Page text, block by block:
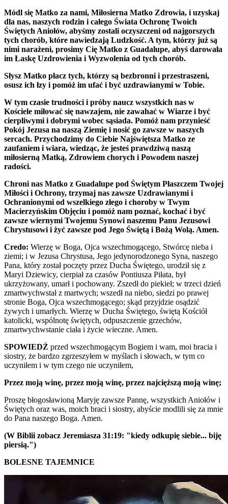
Módl się Matko za nami, Miłosierna Matko Zdrowia, i uzyskaj
dla nas, naszych rodzin i całego Świata Ochronę Twoich
Świętych Aniołów, abyśmy zostali oczyszczeni od najgorszych
tych chorób, które nawiedzają Ludzkość. A tym, którzy już są
nimi narażeni, prosimy Cię Matko z Guadalupe, abyś darowała
im Łaskę Uzdrowienia i Wyzwolenia od tych chorób.
Słysz Matko płacz tych, którzy są bezbronni i przestraszeni,
osusz ich łzy i pomóż im ufać i być uzdrawianymi w Tobie.
W tym czasie trudności i próby naucz wszystkich nas w
Kościele miłować się nawzajem, nie zawahać w Wiarze i być
cierpliwymi i dobrymi wobec sąsiada. Pomóż nam przynieść
Pokój Jezusa na naszą Ziemię i nosić go zawsze w naszych
sercach. Przychodzimy do Ciebie Najświętsza Matko ze
zaufaniem i wiara, wiedząc, że jesteś prawdziwą naszą
miłosierną Matką, Zdrowiem chorych i Powodem naszej
radości.
Chroni nas Matko z Guadalupe pod Świętym Płaszczem Twojej
Miłości i Ochrony, trzymaj nas zawsze Uzdrawianymi i
Ochranionymi od wszelkiego złego i choroby w Twym
Macierzyńskim Objęciu i pomóż nam poznać, kochać i być
zawsze wiernymi Twojemu Synowi naszemu Panu Jezusowi
Chrystusowi i żyć zawsze pod Jego Świętą i Bożą Wolą. Amen.
Credo: Wierzę w Boga, Ojca wszechmogącego, Stwórcę nieba i
ziemi; i w Jezusa Chrystusa, Jego jedynorodzonego Syna, naszego
Pana, który został poczęty przez Ducha Świętego, urodził się z
Maryi Dziewicy, cierpiał za czasów Pontiusza Piłata, był
ukrzyżowany, umarł i pochowany. Zszedł do piekieł; w trzeci dzień
zmartwychwstał z martwych; wszedł na niebo, siedzi po prawej
stronie Boga, Ojca wszechmogącego; skąd przyjdzie osądzić
żywych i umarłych. Wierzę w Ducha Świętego, świętą Kościół
katolicki, wspólnotę świętych, odpuszczenie grzechów,
zmartwychwstanie ciała i życie wieczne. Amen.
SPOWIEDŹ przed wszechmogącym Bogiem i wam, moi bracia i
siostry, że bardzo zgrzeszyłem w myślach i słowach, w tym co
uczyniłem i w tym czego nie uczyniłem,
Przez moją winę, przez moją winę, przez najcięższą moją winę;
Proszę błogosławioną Maryję zawsze Pannę, wszystkich Aniołów i
Świętych oraz was, moich braci i siostry, abyście modlili się za mnie
do Pana naszego Boga. Amen.
(W Biblii zobacz Jeremiasza 31:19: "kiedy odkupię siebie... biję
piersią.")
BOLESNE TAJEMNICE